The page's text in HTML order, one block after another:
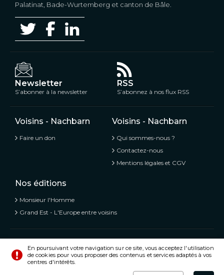
Palatinat, Bade-Wurtemberg et canton de Bâle.
Newsletter
S’abonner à la newsletter
RSS
S’abonnez à nos flux RSS
Voisins - Nachbarn
Faire un don
Voisins - Nachbarn
Qui sommes-nous ?
Contactez-nous
Mentions légales et CGV
Nos éditions
Monsieur l'Homme
Grand Est - L'Europe entre voisins
Voisins - Nachbarn, L’information libre et mitoyenne
© Tous droits réservés 2020 - 2026
En poursuivant votre navigation sur ce site, vous acceptez l'utilisation
de cookies pour vous proposer des contenus et services adaptés à vos
centres d'intérêts.